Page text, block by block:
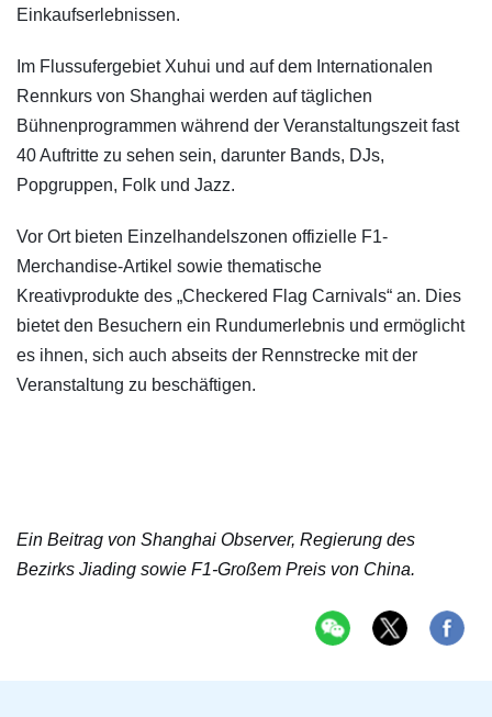
Einkaufserlebnissen.
Im Flussufergebiet Xuhui und auf dem Internationalen
Rennkurs von Shanghai werden auf täglichen
Bühnenprogrammen während der Veranstaltungszeit fast
40 Auftritte zu sehen sein, darunter Bands, DJs,
Popgruppen, Folk und Jazz.
Vor Ort bieten Einzelhandelszonen offizielle F1-
Merchandise-Artikel sowie thematische
Kreativprodukte des „Checkered Flag Carnivals“ an. Dies
bietet den Besuchern ein Rundumerlebnis und ermöglicht
es ihnen, sich auch abseits der Rennstrecke mit der
Veranstaltung zu beschäftigen.
Ein Beitrag von Shanghai Observer, Regierung des
Bezirks Jiading sowie F1-Großem Preis von China.